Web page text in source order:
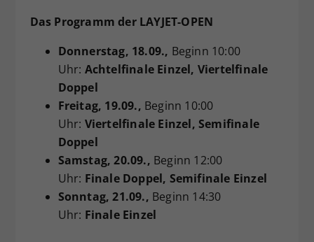
Das Programm der LAYJET-OPEN
Donnerstag, 18.09., Beginn 10:00
Uhr: Achtelfinale Einzel, Viertelfinale
Doppel
Freitag, 19.09., Beginn 10:00
Uhr: Viertelfinale Einzel, Semifinale
Doppel
Samstag, 20.09., Beginn 12:00
Uhr: Finale Doppel, Semifinale Einzel
Sonntag, 21.09., Beginn 14:30
Uhr: Finale Einzel